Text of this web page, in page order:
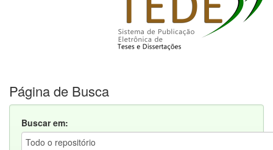
Página de Busca
Buscar em: